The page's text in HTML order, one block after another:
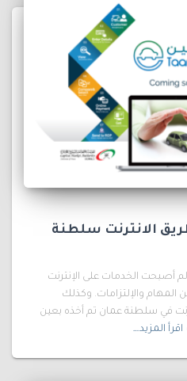
الانترنت سلطنة
أصبحت الخدمات على الإنترنت
المهام والإلتزامات. وكذلك
في سلطنة عمان تم أخذه بعين
اقرأ المزيد…